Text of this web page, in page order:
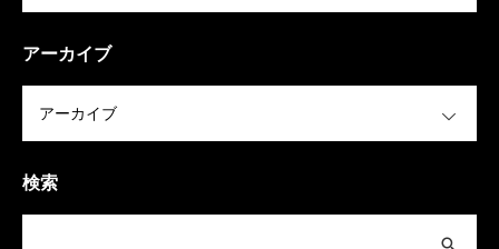
アーカイブ
検索